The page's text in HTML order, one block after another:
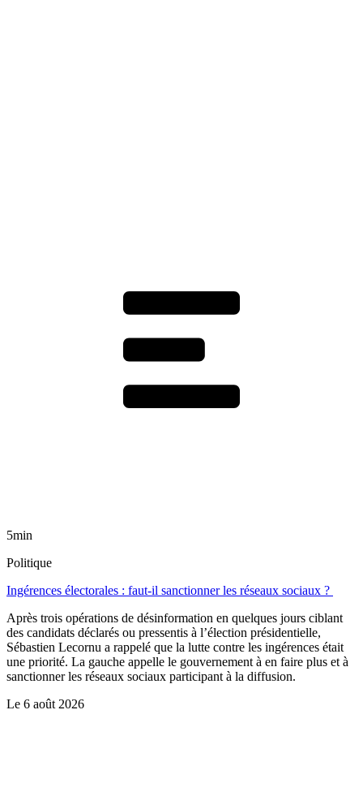
5min
Politique
Ingérences électorales : faut-il sanctionner les réseaux sociaux ?
Après trois opérations de désinformation en quelques jours ciblant
des candidats déclarés ou pressentis à l’élection présidentielle,
Sébastien Lecornu a rappelé que la lutte contre les ingérences était
une priorité. La gauche appelle le gouvernement à en faire plus et à
sanctionner les réseaux sociaux participant à la diffusion.
Le 6 août 2026